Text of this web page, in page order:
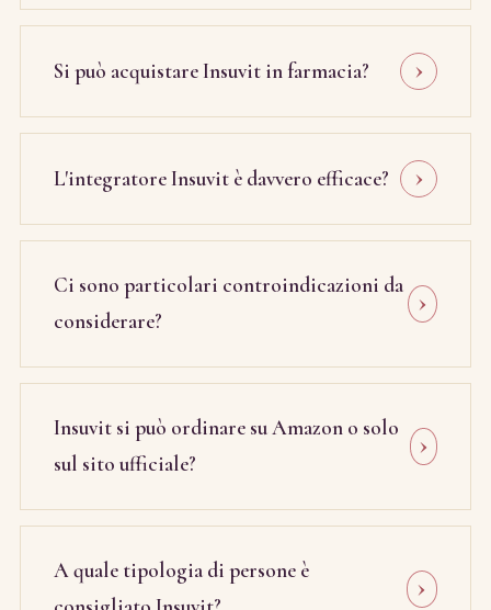
Si può acquistare Insuvit in farmacia?
L'integratore Insuvit è davvero efficace?
Ci sono particolari controindicazioni da
considerare?
Insuvit si può ordinare su Amazon o solo
sul sito ufficiale?
A quale tipologia di persone è